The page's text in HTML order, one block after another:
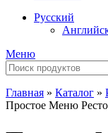
Русский
Меню
Главная » Каталог »
Простое Меню